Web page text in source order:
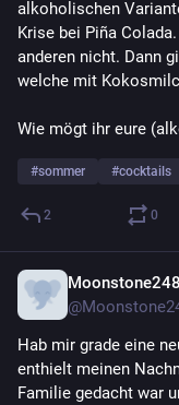
alkoholischen
Krise bei Piña
anderen nicht. Dann
welche mit
Wie mögt ihr eure
#sommer #cocktails
2 0
Hab mir grade eine
enthielt meinen
Familie gedacht war